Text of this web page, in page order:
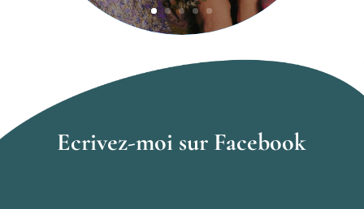
Ecrivez-moi sur Facebook